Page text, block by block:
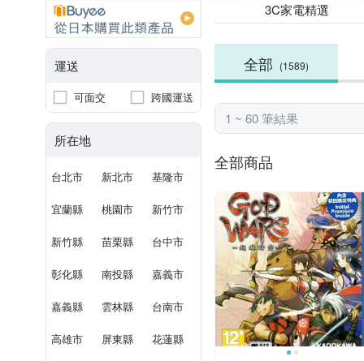
運送
可面交 跨國運送
所在地
台北市 新北市 基隆市
宜蘭縣 桃園市 新竹市
新竹縣 苗栗縣 台中市
彰化縣 南投縣 嘉義市
嘉義縣 雲林縣 台南市
高雄市 屏東縣 花蓮縣
3C家電精選
全部 (1589)
1 ~ 60 筆結果
全部商品